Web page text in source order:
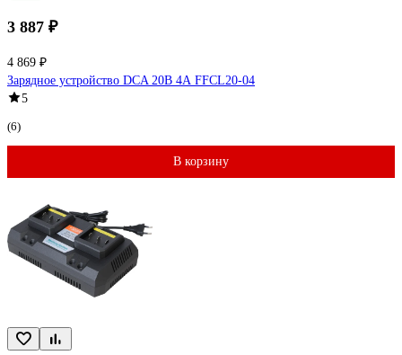
3 887 ₽
4 869 ₽
Зарядное устройство DCA 20В 4А FFCL20-04
5
(6)
В корзину